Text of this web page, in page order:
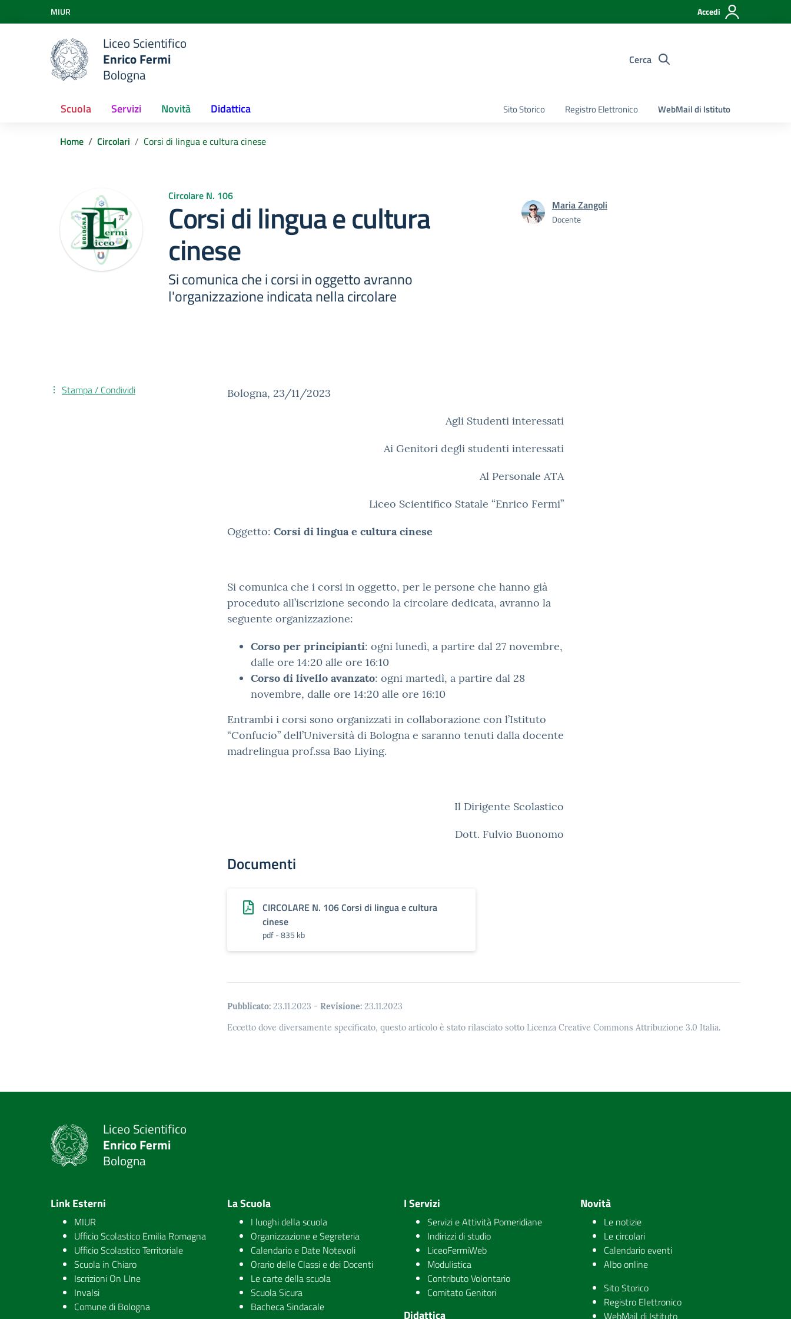
Vai ai contenuti
Vai al menu di navigazione
Vai al footer
MIUR Accedi
Liceo Scientifico
Enrico Fermi
Bologna
Cerca
Sito Storico Registro Elettronico WebMail di Istituto
Scuola Servizi Novità Didattica
Home Circolari Corsi di lingua e cultura cinese
Circolare N. 106
Corsi di lingua e cultura
cinese
Si comunica che i corsi in oggetto avranno
l'organizzazione indicata nella circolare
Maria Zangoli
Docente
Bologna, 23/11/2023
Agli Studenti interessati
Ai Genitori degli studenti interessati
Al Personale ATA
Liceo Scientifico Statale “Enrico Fermi”
Oggetto: Corsi di lingua e cultura cinese
Si comunica che i corsi in oggetto, per le persone che hanno già
proceduto all’iscrizione secondo la circolare dedicata, avranno la
seguente organizzazione:
Corso per principianti: ogni lunedì, a partire dal 27 novembre,
dalle ore 14:20 alle ore 16:10
Corso di livello avanzato: ogni martedì, a partire dal 28
novembre, dalle ore 14:20 alle ore 16:10
Entrambi i corsi sono organizzati in collaborazione con l’Istituto
“Confucio” dell’Università di Bologna e saranno tenuti dalla docente
madrelingua prof.ssa Bao Liying.
Il Dirigente Scolastico
Dott. Fulvio Buonomo
Documenti
CIRCOLARE N. 106 Corsi di lingua e cultura
cinese
pdf - 835 kb
Pubblicato: 23.11.2023 - Revisione: 23.11.2023
Eccetto dove diversamente specificato, questo articolo è stato rilasciato sotto Licenza Creative Commons Attribuzione 3.0 Italia.
Stampa / Condividi
Liceo Scientifico
Enrico Fermi
Bologna
Link Esterni
MIUR
Ufficio Scolastico Emilia Romagna
Ufficio Scolastico Territoriale
Scuola in Chiaro
Iscrizioni On LIne
Invalsi
Comune di Bologna
La Scuola
I luoghi della scuola
Organizzazione e Segreteria
Calendario e Date Notevoli
Orario delle Classi e dei Docenti
Le carte della scuola
Scuola Sicura
Bacheca Sindacale
I Servizi
Servizi e Attività Pomeridiane
Indirizzi di studio
LiceoFermiWeb
Modulistica
Contributo Volontario
Comitato Genitori
Didattica
Novità
Le notizie
Le circolari
Calendario eventi
Albo online
Sito Storico
Registro Elettronico
WebMail di Istituto